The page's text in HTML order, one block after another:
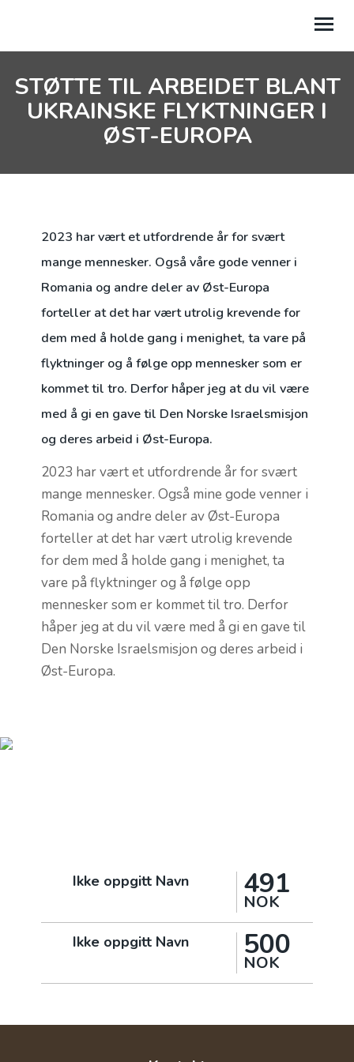
GI GAVE
TIL NETTSIDEN
STØTTE TIL ARBEIDET BLANT
UKRAINSKE FLYKTNINGER I
ØST-EUROPA
2023 har vært et utfordrende år for svært
mange mennesker. Også våre gode venner i
Romania og andre deler av Øst-Europa
forteller at det har vært utrolig krevende for
dem med å holde gang i menighet, ta vare på
flyktninger og å følge opp mennesker som er
kommet til tro. Derfor håper jeg at du vil være
med å gi en gave til Den Norske Israelsmisjon
og deres arbeid i Øst-Europa.
2023 har vært et utfordrende år for svært
mange mennesker. Også mine gode venner i
Romania og andre deler av Øst-Europa
forteller at det har vært utrolig krevende
for dem med å holde gang i menighet, ta
vare på flyktninger og å følge opp
mennesker som er kommet til tro. Derfor
håper jeg at du vil være med å gi en gave til
Den Norske Israelsmisjon og deres arbeid i
Øst-Europa.
Ikke oppgitt Navn 491
NOK
Ikke oppgitt Navn 500
NOK